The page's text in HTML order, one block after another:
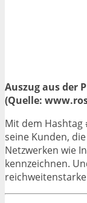
Auszug aus der
(Quelle:
Mit dem
seine Kunden,
Netzwerken wie
kennzeichnen.